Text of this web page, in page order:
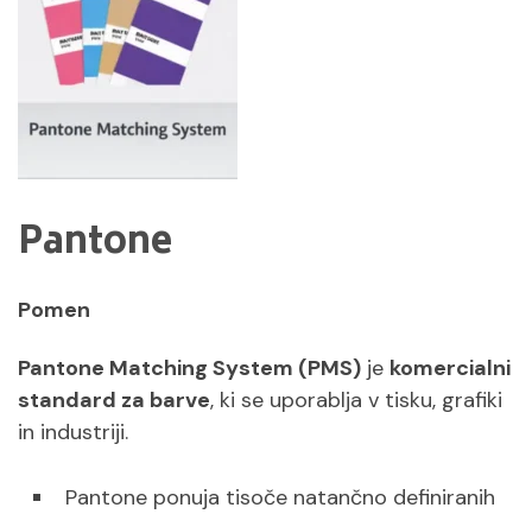
Pantone
Pomen
Pantone Matching System (PMS) je komercialni
standard za barve, ki se uporablja v tisku, grafiki
in industriji.
Pantone ponuja tisoče natančno definiranih